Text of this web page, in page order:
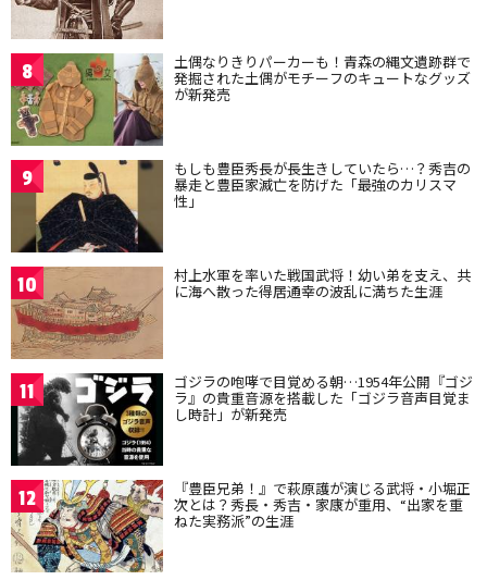
8 土偶なりきりパーカーも！青森の縄文遺跡群で
発掘された土偶がモチーフのキュートなグッズ
が新発売
9 もしも豊臣秀長が長生きしていたら…？秀吉の
暴走と豊臣家滅亡を防げた「最強のカリスマ
性」
10 村上水軍を率いた戦国武将！幼い弟を支え、共
に海へ散った得居通幸の波乱に満ちた生涯
11 ゴジラの咆哮で目覚める朝…1954年公開『ゴジ
ラ』の貴重音源を搭載した「ゴジラ音声目覚ま
し時計」が新発売
12 『豊臣兄弟！』で萩原護が演じる武将・小堀正
次とは？秀長・秀吉・家康が重用、“出家を重
ねた実務派”の生涯